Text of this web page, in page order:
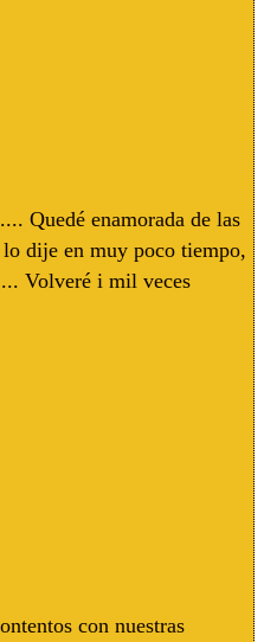
Quedé enamorada de las
dije en muy poco tiempo,
Volveré i mil veces
con nuestras